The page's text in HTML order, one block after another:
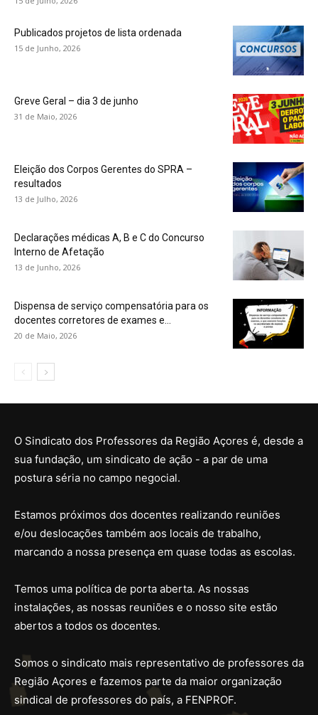
Publicados projetos de lista ordenada
15 de Junho, 2026
Greve Geral – dia 3 de junho
31 de Maio, 2026
Eleição dos Corpos Gerentes do SPRA –
resultados
13 de Julho, 2026
Declarações médicas A, B e C do Concurso
Interno de Afetação
13 de Junho, 2026
Dispensa de serviço compensatória para os
docentes corretores de exames e...
20 de Maio, 2026
O Sindicato dos Professores da Região Açores é, desde a
sua fundação, um sindicato de ação - a par de uma
postura séria no campo negocial.
Estamos próximos dos docentes realizando reuniões
e/ou deslocações também aos locais de trabalho,
marcando a nossa presença em quase todas as escolas.
Temos uma política de porta aberta. As nossas
instalações, as nossas reuniões e o nosso site estão
abertos a todos os docentes.
Somos o sindicato mais representativo de professores da
Região Açores e fazemos parte da maior organização
sindical de professores do país, a FENPROF.